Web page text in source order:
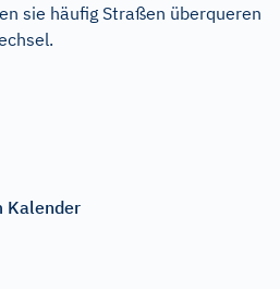
sie häufig Straßen überqueren
Kalender